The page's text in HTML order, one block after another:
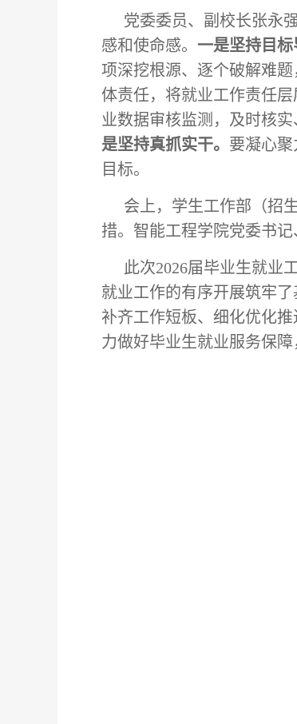
党委委员、副校长张永
感和使命感。 一是坚持目标
项深挖根源、逐个破解难题
体责任，将就业工作责任
业数据审核监测，及时核
是坚持真抓实干。 要凝心
目标。
会上，学生工作部（招
措。智能工程学院党委书
此次2026届毕业生就业
就业工作的有序开展筑牢
补齐工作短板、细化优化
力做好毕业生就业服务保